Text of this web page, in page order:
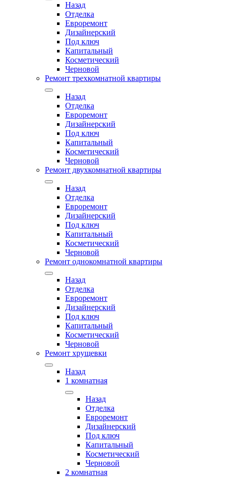
Назад
Отделка
Евроремонт
Дизайнерский
Под ключ
Капитальный
Косметический
Черновой
Ремонт трехкомнатной квартиры
Назад
Отделка
Евроремонт
Дизайнерский
Под ключ
Капитальный
Косметический
Черновой
Ремонт двухкомнатной квартиры
Назад
Отделка
Евроремонт
Дизайнерский
Под ключ
Капитальный
Косметический
Черновой
Ремонт однокомнатной квартиры
Назад
Отделка
Евроремонт
Дизайнерский
Под ключ
Капитальный
Косметический
Черновой
Ремонт хрущевки
Назад
1 комнатная
Назад
Отделка
Евроремонт
Дизайнерский
Под ключ
Капитальный
Косметический
Черновой
2 комнатная